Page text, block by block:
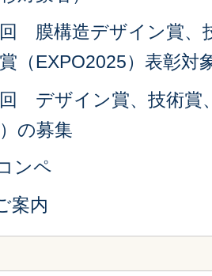
膜構造デザイン賞、
（EXPO2025）表彰対
デザイン賞、技術賞
の募集
ンペ
案内